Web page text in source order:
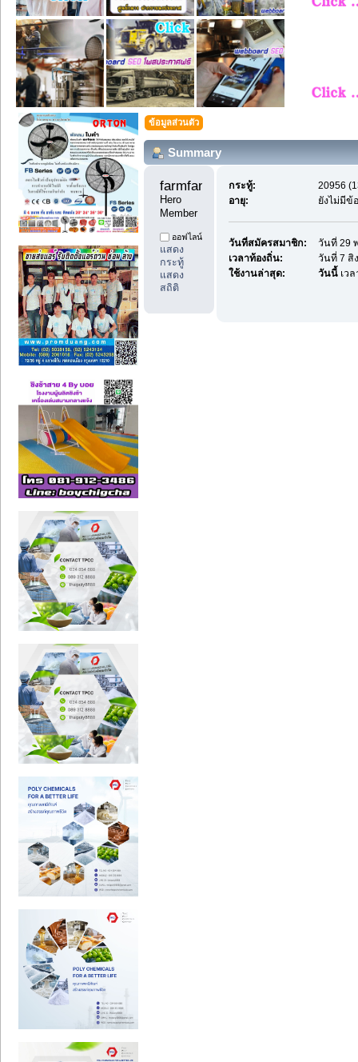
ข้อมูลส่วนตัว
Summary
Hero
Member
ออฟไลน์
แสดง
กระทู้
แสดง
สถิติ
กระทู้:
20956
อายุ:
ยังไม่มีข้
วันที่สมัครสมาชิก:
วันที่ 29
เวลาท้องถิ่น:
วันที่ 7 สิ
ใช้งานล่าสุด:
วันนี้ เว